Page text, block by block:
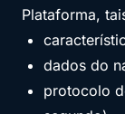
Plataforma,
dados do
protocolo